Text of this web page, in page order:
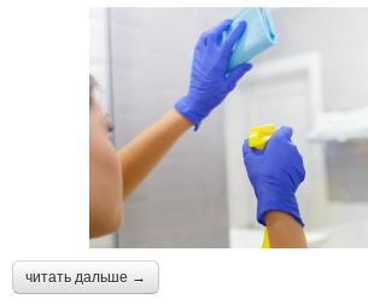
читать дальше →